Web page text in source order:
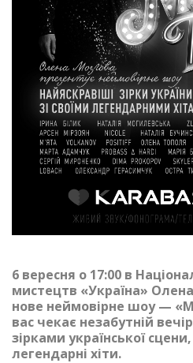
6 вересня о 17:00 в
мистецтв «Україна»
нове неймовірне шоу —
вас чекає незабутній
зірками української
легендарні хіти.